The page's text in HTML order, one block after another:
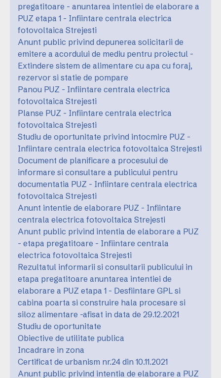
pregatitoare - anuntarea intentiei de elaborare a
PUZ etapa 1 - Infiintare centrala electrica
fotovoltaica Strejesti
Anunt public privind depunerea solicitarii de
emitere a acordului de mediu pentru proiectul -
Extindere sistem de alimentare cu apa cu foraj,
rezervor si statie de pompare
Panou PUZ - Infiintare centrala electrica
fotovoltaica Strejesti
Planse PUZ - Infiintare centrala electrica
fotovoltaica Strejesti
Studiu de oportunitate privind intocmire PUZ -
Infiintare centrala electrica fotovoltaica Strejesti
Document de planificare a procesului de
informare si consultare a publicului pentru
documentatia PUZ - Infiintare centrala electrica
fotovoltaica Strejesti
Anunt intentie de elaborare PUZ - Infiintare
centrala electrica fotovoltaica Strejesti
Anunt public privind intentia de elaborare a PUZ
- etapa pregatitoare - Infiintare centrala
electrica fotovoltaica Strejesti
Rezultatul informarii si consultarii publicului in
etapa pregatitoare anuntarea intentiei de
elaborare a PUZ etapa 1 - Desfiintare GPL si
cabina poarta si construire hala procesare si
siloz alimentare -afisat in data de 29.12.2021
Studiu de oportunitate
Obiective de utilitate publica
Incadrare in zona
Certificat de urbanism nr.24 din 10.11.2021
Anunt public privind intentia de elaborare a PUZ